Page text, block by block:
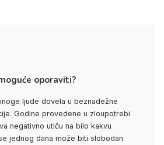
oporaviti?
ljude dovela u beznadežne
Godine provedene u zloupotrebi
negativno utiču na bilo kakvu
jednog dana može biti slobodan